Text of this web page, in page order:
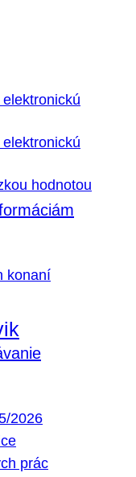
hodnotou
konaní
2026
prác